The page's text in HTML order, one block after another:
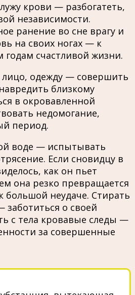
крови — разбогатеть,
независимости.
ранение во сне врагу и
на своих ногах — к
счастливой жизни.
лицо, одежду — совершить
близкому
в окровавленной
недомогание,
период.
воде — испытывать
Если сновидцу в
как он пьет
она резко превращается
большой неудаче. Стирать
о своей
с тела кровавые следы —
за совершенные